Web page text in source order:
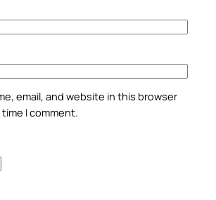
email, and website in this browser
I comment.